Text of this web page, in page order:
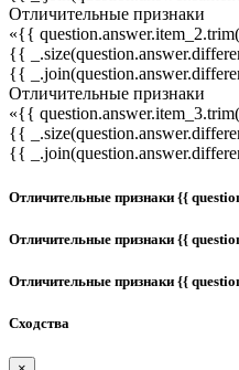
Отличительные признаки
«{{
{{
{{
Отличительные признаки
«{{
{{
{{
Отличительные признаки {{
Отличительные признаки {{
Отличительные признаки {{
Сходства